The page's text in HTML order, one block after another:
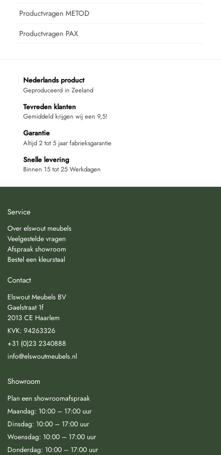
Productvragen METOD
Productvragen PAX
Nederlands product
Geproduceerd in Zeeland
Tevreden klanten
Gemiddeld krijgen wij een 9,5!
Garantie
Altijd 2 tot 5 jaar fabrieksgarantie
Snelle levering
Binnen 15 tot 25 Werkdagen
Service
Over elswout meubels
Veelgestelde vragen
Afspraak showroom
Bestel een kleurstaal
Contact
Elswout Meubels BV
Gaelstraat 1f
2013 CE Haarlem
KVK: 94263326
+31 (0)23 2340888
info@elswoutmeubels.nl
Showroom
Plan een showroomafspraak
Maandag: 10:00 – 17:00 uur
Dinsdag: 10:00 – 17:00 uur
Woensdag: 10:00 – 17:00 uur
Donderdag: 10:00 – 17:00 uur